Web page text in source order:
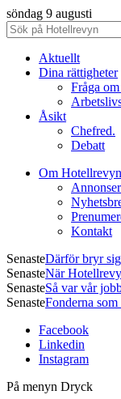
söndag 9 augusti
Aktuellt
Dina rättigheter
Fråga
Åsikt
Chefred.
Debatt
Om Hotellrevyn
Kontakt
SenasteDärför bryr
SenasteNär
SenasteSå var vår
SenasteFonderna
Facebook
Linkedin
Instagram
På menyn Dryck